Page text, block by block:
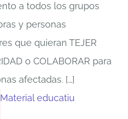
a todos los grupos
y personas
que quieran TEJER
o COLABORAR para
afectadas.[…]
Material educatiu